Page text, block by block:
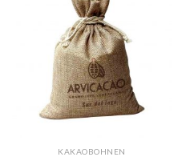
KAKAOBOHNEN